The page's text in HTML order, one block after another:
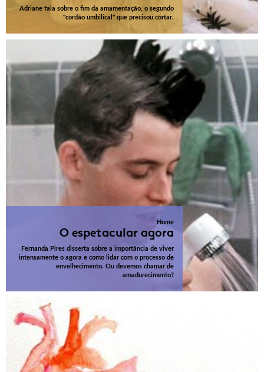
Adriane fala sobre o fim da amamentação, o segundo
"cordão umbilical" que precisou cortar.
Home
O espetacular agora
Fernanda Pires disserta sobre a importância de viver
intensamente o agora e como lidar com o processo de
envelhecimento. Ou devemos chamar de
amadurecimento?